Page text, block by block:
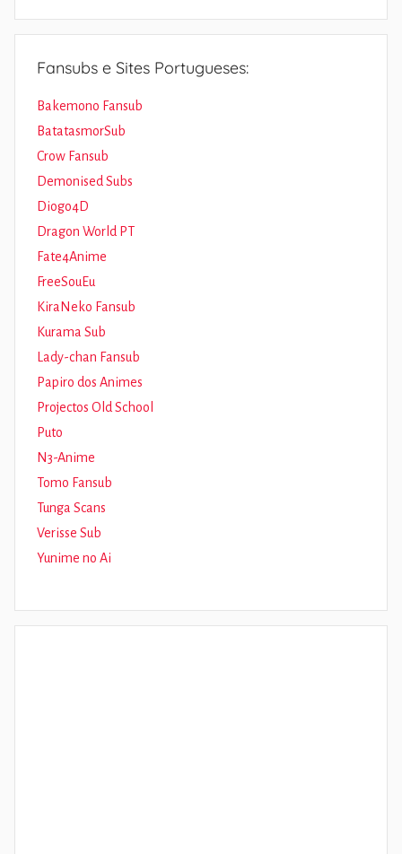
Fansubs e Sites Portugueses:
Bakemono Fansub
BatatasmorSub
Crow Fansub
Demonised Subs
Diogo4D
Dragon World PT
Fate4Anime
FreeSouEu
KiraNeko Fansub
Kurama Sub
Lady-chan Fansub
Papiro dos Animes
Projectos Old School
Puto
N3-Anime
Tomo Fansub
Tunga Scans
Verisse Sub
Yunime no Ai